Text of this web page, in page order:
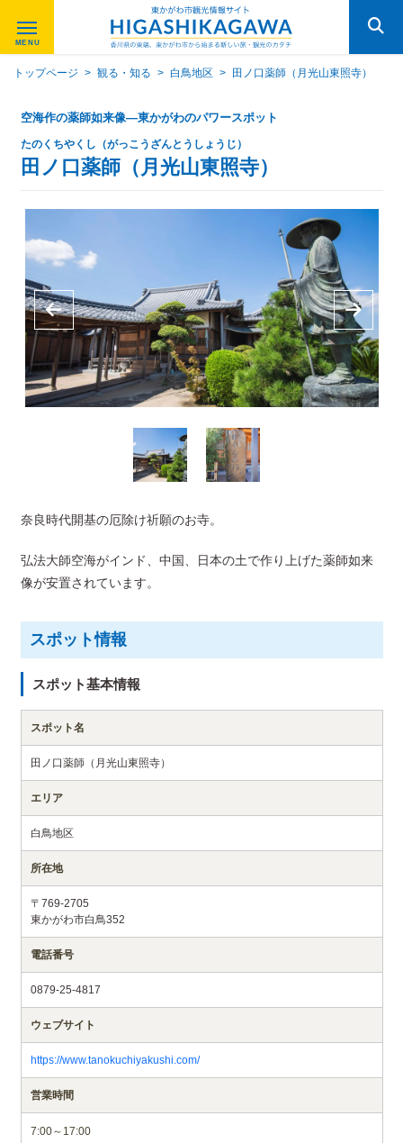
トップページ > 観る・知る > 白鳥地区 > 田ノ口薬師（月光山東照寺）
空海作の薬師如来像—東かがわのパワースポット
たのくちやくし（がっこうざんとうしょうじ）
田ノ口薬師（月光山東照寺）
奈良時代開基の厄除け祈願のお寺。
弘法大師空海がインド、中国、日本の土で作り上げた薬師如来
像が安置されています。
スポット情報
スポット基本情報
スポット名
田ノ口薬師（月光山東照寺）
エリア
白鳥地区
所在地
〒769-2705
東かがわ市白鳥352
電話番号
0879-25-4817
ウェブサイト
https://www.tanokuchiyakushi.com/
営業時間
7:00～17:00